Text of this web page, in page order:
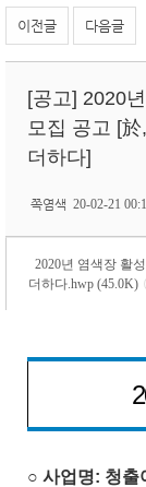
이전글 다음글
[공고] 2020
모집 공고 [
더하다]
쪽염색 20-02-21
2020년 염색장 활
더하다.hwp (45.0K)
○ 사업명: 청출